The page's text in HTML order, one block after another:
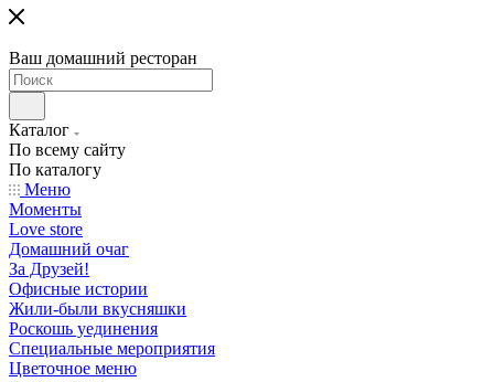
Ваш домашний ресторан
Каталог
По всему сайту
По каталогу
Меню
Моменты
Love store
Домашний очаг
За Друзей!
Офисные истории
Жили-были вкусняшки
Роскошь уединения
Специальные мероприятия
Цветочное меню